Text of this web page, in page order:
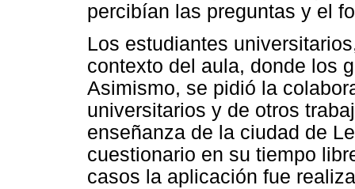
percibían las preguntas y el
Los estudiantes
contexto del aula, donde los
Asimismo, se pidió la
universitarios y de otros
enseñanza de la ciudad de
cuestionario en su tiempo
casos la aplicación fue